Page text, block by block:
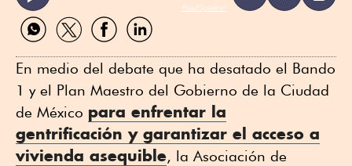
ReadSpeaker
Compartir
por
Compartir
por
Compartir
por
Compartir
por
En medio del debate que ha desatado el Bando
1 y el Plan Maestro del Gobierno de la Ciudad
de México para enfrentar la
gentrificación y garantizar el acceso a
vivienda asequible, la Asociación de